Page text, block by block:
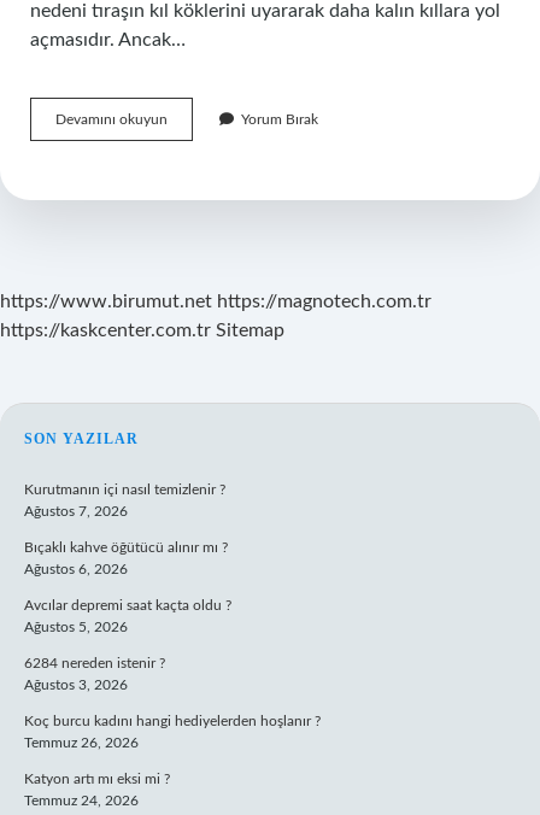
nedeni tıraşın kıl köklerini uyararak daha kalın kıllara yol
açmasıdır. Ancak…
Devamını okuyun
Kaç
Kız
Yorum Bırak
https://www.birumut.net https://magnotech.com.tr
https://kaskcenter.com.tr Sitemap
SIDEBAR
SON YAZILAR
Kurutmanın içi nasıl temizlenir ?
Ağustos 7, 2026
Bıçaklı kahve öğütücü alınır mı ?
Ağustos 6, 2026
Avcılar depremi saat kaçta oldu ?
Ağustos 5, 2026
6284 nereden istenir ?
Ağustos 3, 2026
Koç burcu kadını hangi hediyelerden hoşlanır ?
Temmuz 26, 2026
Katyon artı mı eksi mi ?
Temmuz 24, 2026